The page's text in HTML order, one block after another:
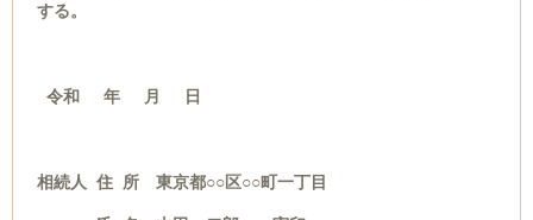
する。
令和 年 月 日
相続人 住 所 東京都○○区○○町一丁目